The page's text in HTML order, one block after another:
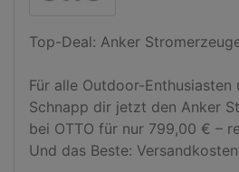
Top-Deal: Anker
Für alle Outdoor-Enthusiasten
Schnapp dir jetzt den Anker
bei OTTO für nur 799,00 € –
Und das Beste: